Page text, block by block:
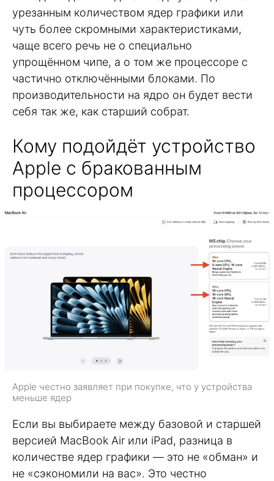
урезанным количеством ядер графики или
чуть более скромными характеристиками,
чаще всего речь не о специально
упрощённом чипе, а о том же процессоре с
частично отключёнными блоками. По
производительности на ядро он будет вести
себя так же, как старший собрат.
Кому подойдёт устройство
Apple с бракованным
процессором
Apple честно заявляет при покупке, что у устройства
меньше ядер
Если вы выбираете между базовой и старшей
версией MacBook Air или iPad, разница в
количестве ядер графики — это не «обман» и
не «сэкономили на вас». Это честно